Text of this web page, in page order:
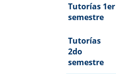
Tutorías 1er
semestre
Tutorías
2do
semestre